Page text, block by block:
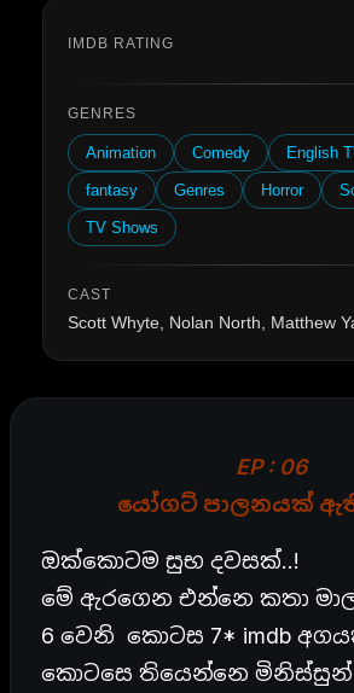
IMDB RATING
GENRES
Animation Comedy English
fantasy Genres Horror
TV Shows
CAST
Scott Whyte, Nolan North, Matthew
EP : 06
යෝගට් පාලනයක්
ඔක්කොටම සුභ දවසක්..!
මේ ඇරගෙන එන්නෙ කතා
6 වෙනි කොටස 7* imdb
කොටසෙ තියෙන්නෙ